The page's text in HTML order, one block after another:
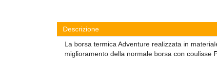
Descrizione
La borsa termica Adventure realizzata in
miglioramento della normale borsa con coulisse